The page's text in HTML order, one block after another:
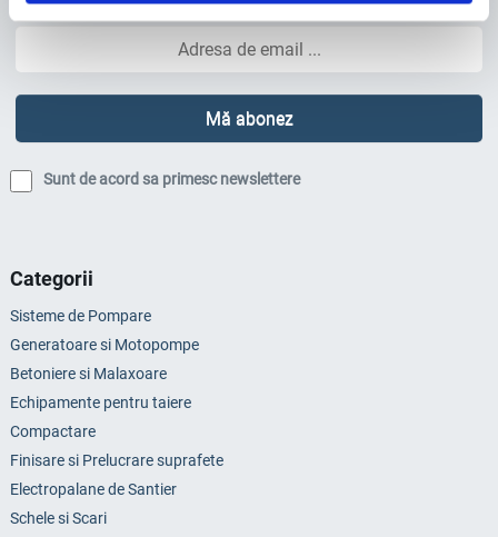
Sunt de acord sa primesc newslettere
Categorii
Sisteme de Pompare
Generatoare si Motopompe
Betoniere si Malaxoare
Echipamente pentru taiere
Compactare
Finisare si Prelucrare suprafete
Electropalane de Santier
Schele si Scari